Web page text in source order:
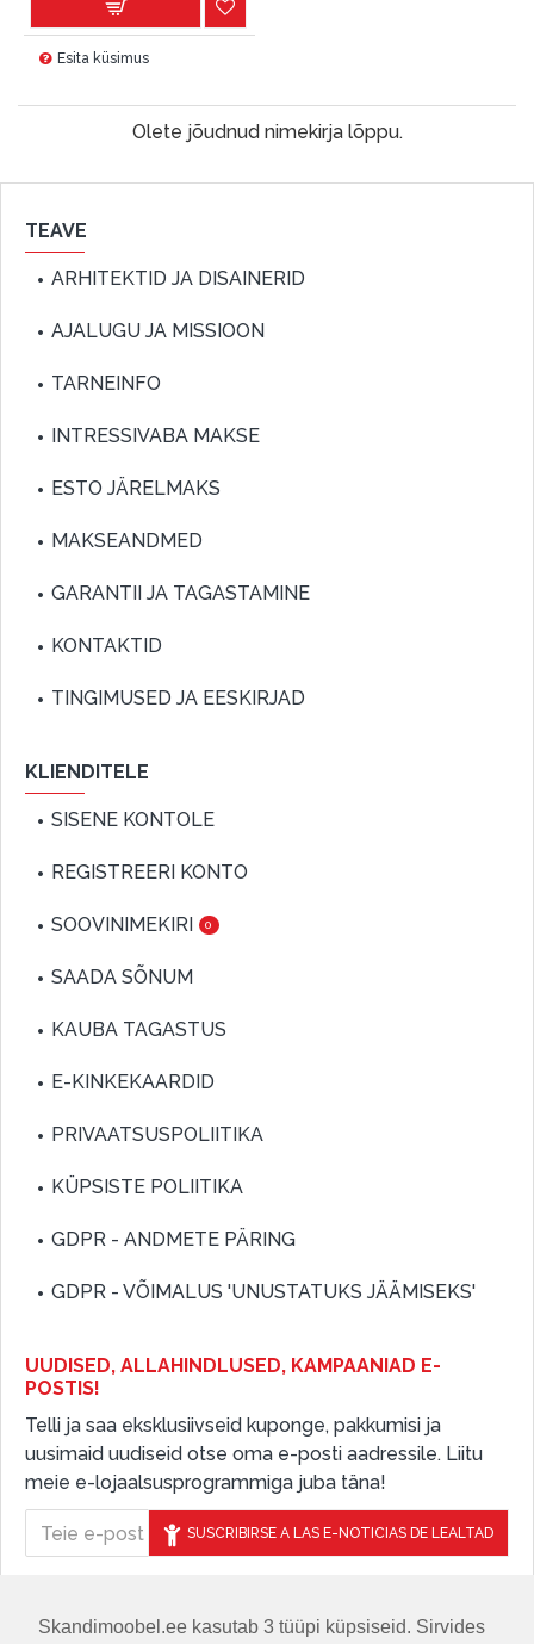
Skandimoobel.ee kasutab 3 tüüpi küpsiseid. Sirvides
Esita küsimus
Olete jõudnud nimekirja lõppu.
TEAVE
ARHITEKTID JA DISAINERID
AJALUGU JA MISSIOON
TARNEINFO
INTRESSIVABA MAKSE
ESTO JÄRELMAKS
MAKSEANDMED
GARANTII JA TAGASTAMINE
KONTAKTID
TINGIMUSED JA EESKIRJAD
KLIENDITELE
SISENE KONTOLE
REGISTREERI KONTO
SOOVINIMEKIRI 0
SAADA SÕNUM
KAUBA TAGASTUS
E-KINKEKAARDID
PRIVAATSUSPOLIITIKA
KÜPSISTE POLIITIKA
GDPR - ANDMETE PÄRING
GDPR - VÕIMALUS 'UNUSTATUKS JÄÄMISEKS'
UUDISED, ALLAHINDLUSED, KAMPAANIAD E-
POSTIS!
Telli ja saa eksklusiivseid kuponge, pakkumisi ja
uusimaid uudiseid otse oma e-posti aadressile. Liitu
meie e-lojaalsusprogrammiga juba täna!
SUSCRIBIRSE A LAS E-NOTICIAS DE LEALTAD
JÄLGIGE MEID SOTSIAALMEEDIAS